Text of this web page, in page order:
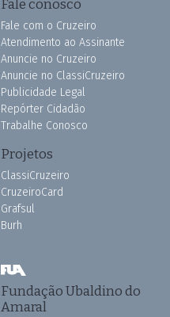
Fale conosco
Fale com o Cruzeiro
Atendimento ao Assinante
Anuncie no Cruzeiro
Anuncie no ClassiCruzeiro
Publicidade Legal
Repórter Cidadão
Trabalhe Conosco
Projetos
ClassiCruzeiro
CruzeiroCard
Grafsul
Burh
Fundação Ubaldino do
Amaral